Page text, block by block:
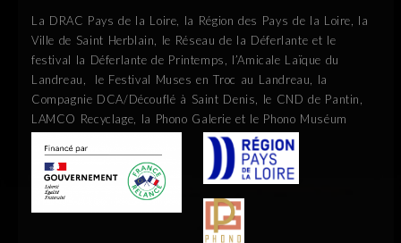
La DRAC Pays de la Loire, la Région des Pays de la Loire, la
Ville de Saint Herblain, le Réseau de la Déferlante et le
festival la Déferlante de Printemps, l’Amicale Laïque du
Landreau, le Festival Muses en Troc au Landreau, la
Compagnie DCA/Découflé à Saint Denis, le CND de Pantin,
LAMCO Recyclage, la Phono Galerie et le Phono Muséum